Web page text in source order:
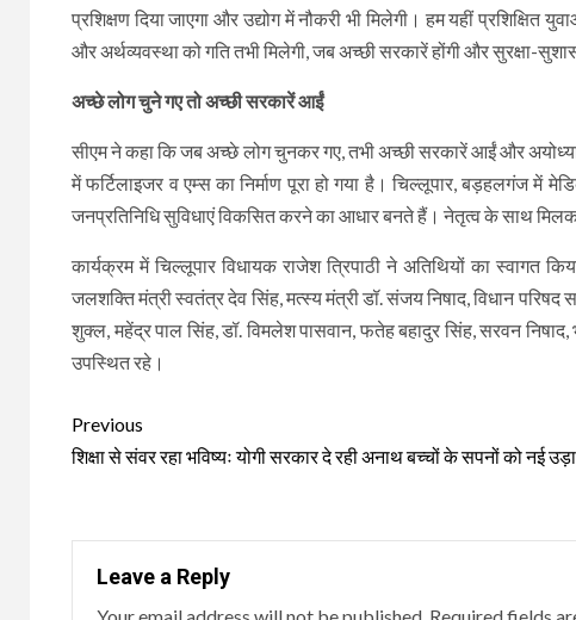
प्रशिक्षण दिया जाएगा और उद्योग में नौकरी भी मिलेगी। हम यहीं
और अर्थव्यवस्था को गति तभी मिलेगी, जब अच्छी सरकारें होंगी और सुरक्षा-
अच्छे लोग चुने गए तो अच्छी सरकारें आईं
सीएम ने कहा कि जब अच्छे लोग चुनकर गए, तभी अच्छी सरकारें आईं और अयोध्या में
में फर्टिलाइजर व एम्स का निर्माण पूरा हो गया है। चिल्लूपार, बड़हलगंज में
जनप्रतिनिधि सुविधाएं विकसित करने का आधार बनते हैं। नेतृत्व के साथ
कार्यक्रम में चिल्लूपार विधायक राजेश त्रिपाठी ने अतिथियों का
जलशक्ति मंत्री स्वतंत्र देव सिंह, मत्स्य मंत्री डॉ. संजय निषाद, विधान परिषद
शुक्ल, महेंद्र पाल सिंह, डॉ. विमलेश पासवान, फतेह बहादुर सिंह, सरवन निषाद,
उपस्थित रहे।
Continue
Reading
Previous
शिक्षा से संवर रहा भविष्यः योगी सरकार दे रही अनाथ बच्चों के सपनों को नई
Leave a Reply